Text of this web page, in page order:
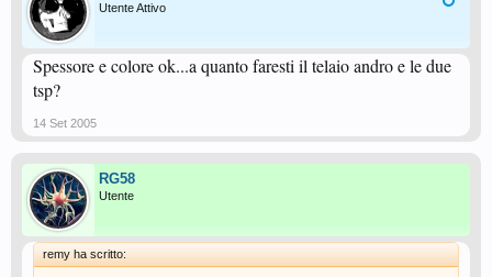
Utente Attivo
Spessore e colore ok...a quanto faresti il telaio andro e le due
tsp?
14 Set 2005
RG58
Utente
remy ha scritto: